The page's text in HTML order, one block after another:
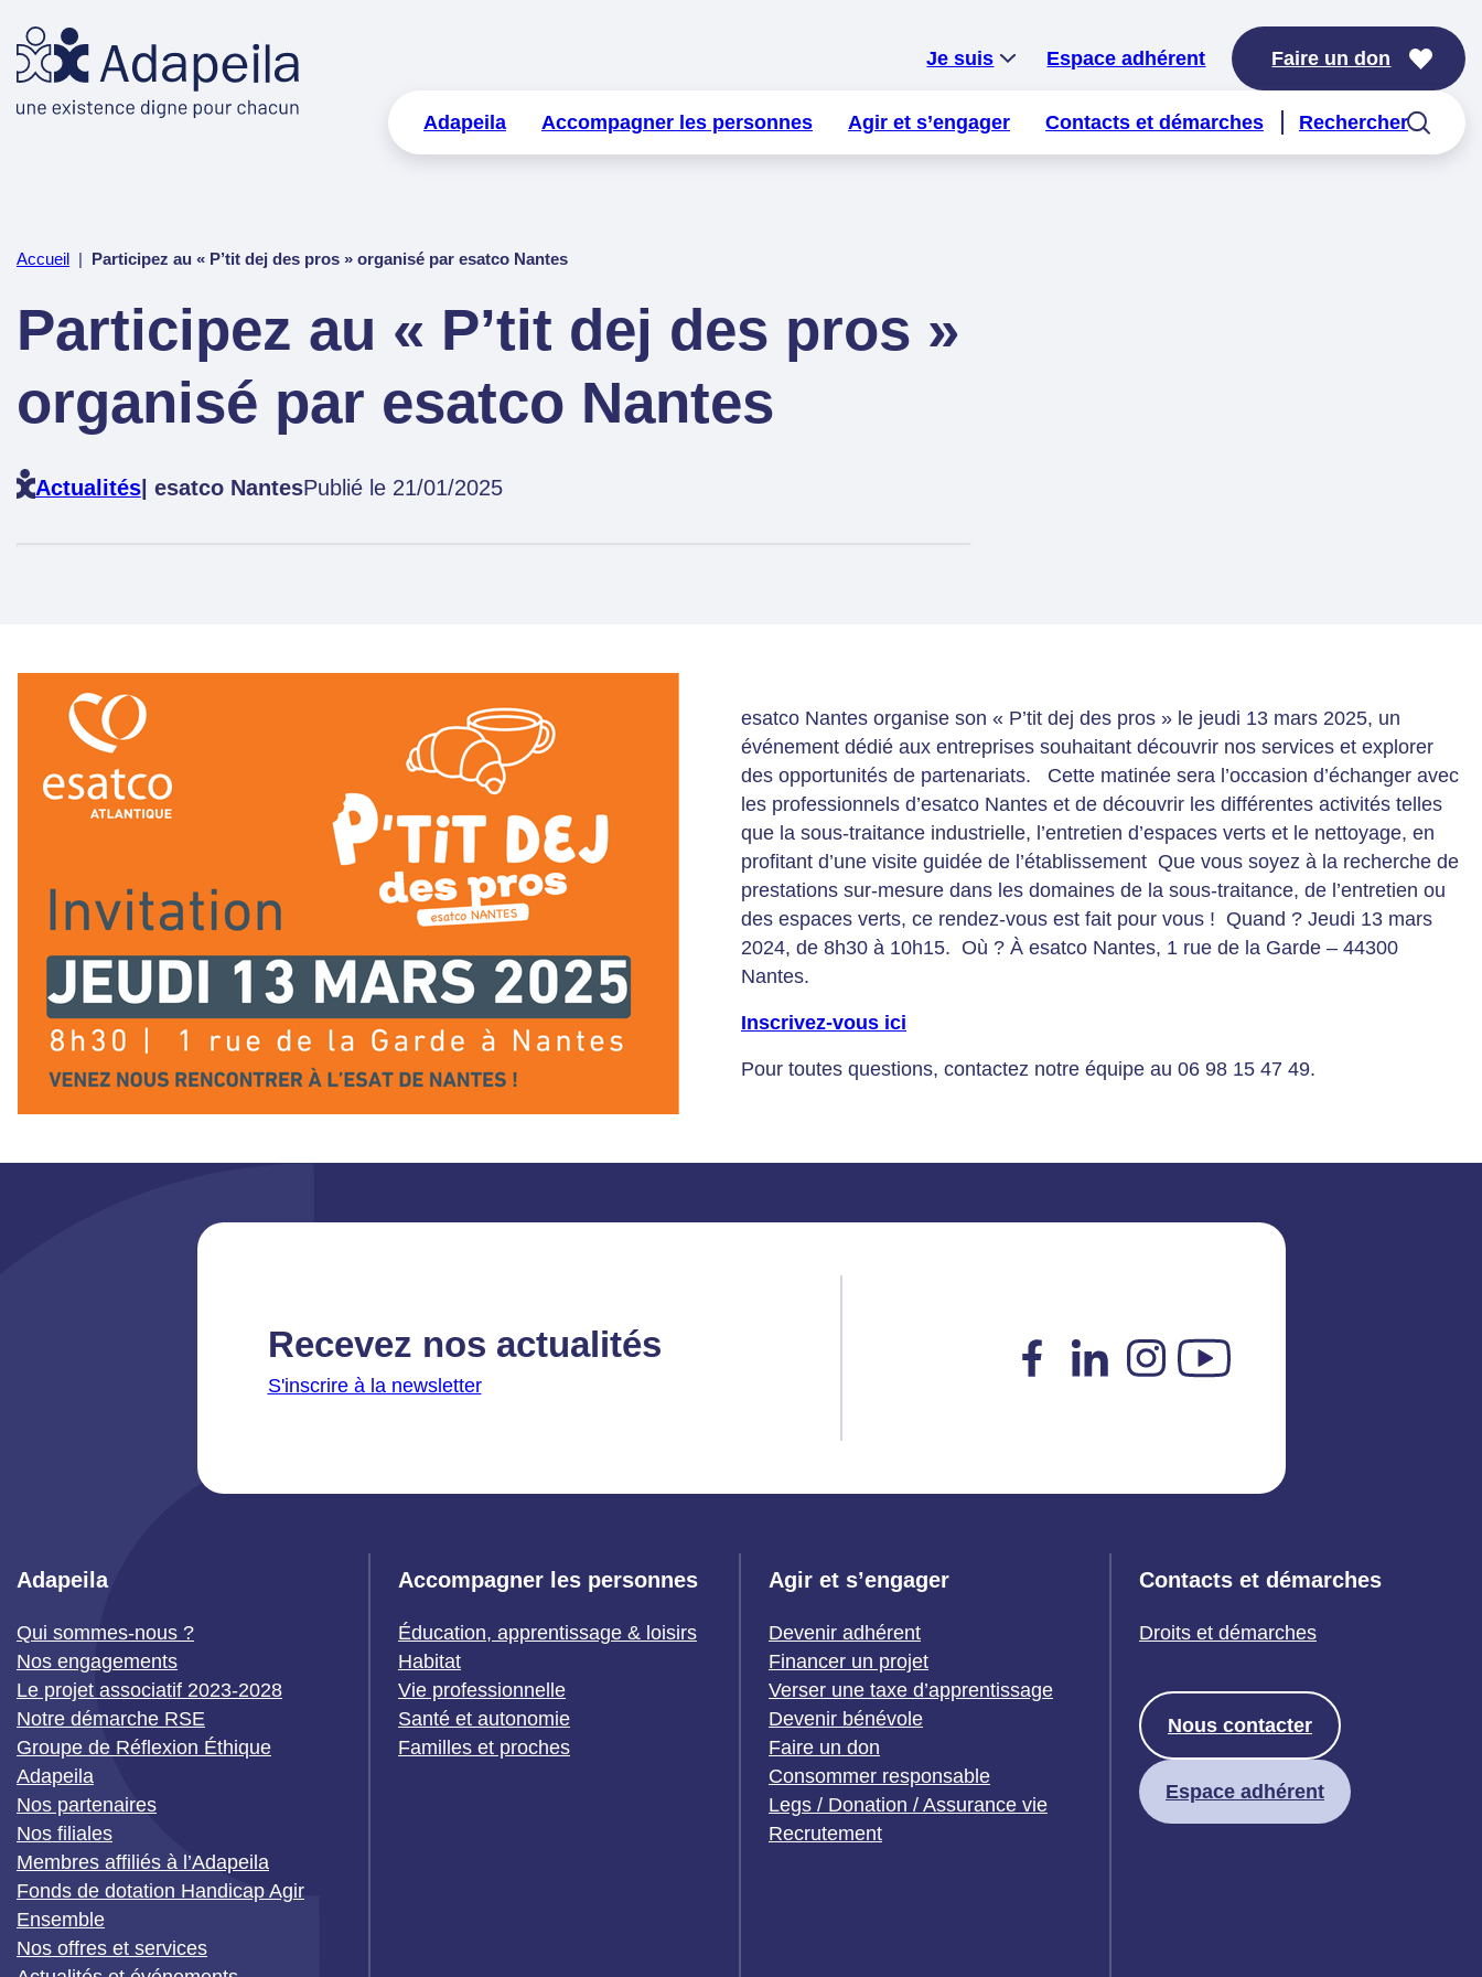
Je suis Espace adhérent Faire un don
Adapeila Accompagner les personnes Agir et s’engager Contacts et démarches Rechercher
Accueil Participez au « P’tit dej des pros » organisé par esatco Nantes
Participez au « P’tit dej des pros »
organisé par esatco Nantes
Actualités| esatco NantesPublié le 21/01/2025
esatco Nantes organise son « P’tit dej des pros » le jeudi 13 mars 2025, un
événement dédié aux entreprises souhaitant découvrir nos services et explorer
des opportunités de partenariats. Cette matinée sera l’occasion d’échanger avec
les professionnels d’esatco Nantes et de découvrir les différentes activités telles
que la sous-traitance industrielle, l’entretien d’espaces verts et le nettoyage, en
profitant d’une visite guidée de l’établissement Que vous soyez à la recherche de
prestations sur-mesure dans les domaines de la sous-traitance, de l’entretien ou
des espaces verts, ce rendez-vous est fait pour vous ! Quand ? Jeudi 13 mars
2024, de 8h30 à 10h15. Où ? À esatco Nantes, 1 rue de la Garde – 44300
Nantes.
Inscrivez-vous ici
Pour toutes questions, contactez notre équipe au 06 98 15 47 49.
Recevez nos actualités
S'inscrire à la newsletter
Facebook
LinkedIn
Instagram
YouTube
Adapeila
Qui sommes-nous ?
Nos engagements
Le projet associatif 2023-2028
Notre démarche RSE
Groupe de Réflexion Éthique
Adapeila
Nos partenaires
Nos filiales
Membres affiliés à l’Adapeila
Fonds de dotation Handicap Agir
Ensemble
Nos offres et services
Accompagner les personnes
Éducation, apprentissage & loisirs
Habitat
Vie professionnelle
Santé et autonomie
Familles et proches
Agir et s’engager
Devenir adhérent
Financer un projet
Verser une taxe d’apprentissage
Devenir bénévole
Faire un don
Consommer responsable
Legs / Donation / Assurance vie
Recrutement
Contacts et démarches
Droits et démarches
Nous contacter
Espace adhérent